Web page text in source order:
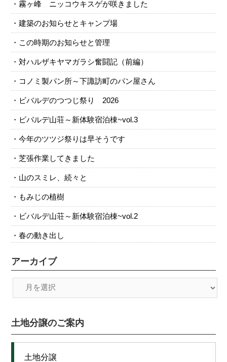
霧ヶ峰 ニッコウキスゲが咲きました
建築のお知らせとキャンプ場
この時期のお知らせと管理
対ハルザキヤマガラシ奮闘記（前編）
コノミ製パン所～下諏訪町のパン屋さん
ビバルデのつつじ祭り 2026
ビバルデ山荘～新体験宿泊棟~vol.3
今年のツツジ祭りは早そうです
芝張作業してきました
山のスミレ、続々と
もみじの植樹
ビバルデ山荘～新体験宿泊棟~vol.2
春の動き出し
アーカイブ
土地分譲のご案内
土地分譲